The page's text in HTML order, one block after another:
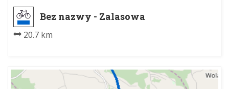
Bez nazwy - Zalasowa
20.7 km